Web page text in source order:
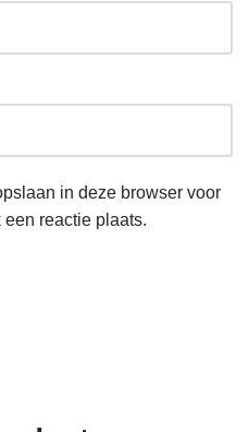
in deze browser voor
reactie plaats.